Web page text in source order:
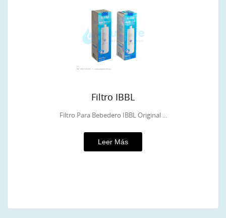
Filtro IBBL
Filtro Para Bebedero IBBL Original ...
Leer Más